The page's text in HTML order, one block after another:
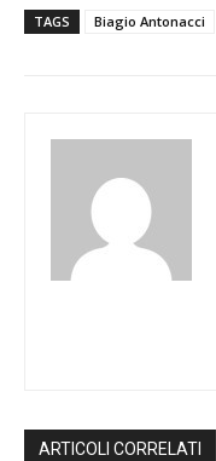
TAGS Biagio Antonacci
ARTICOLI CORRELATI